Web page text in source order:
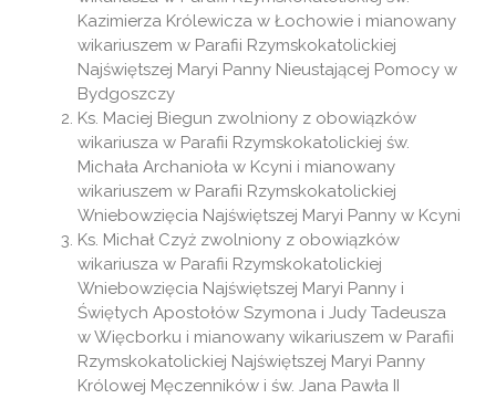
Kazimierza Królewicza w Łochowie i mianowany
wikariuszem w Parafii Rzymskokatolickiej
Najświętszej Maryi Panny Nieustającej Pomocy w
Bydgoszczy
Ks. Maciej Biegun zwolniony z obowiązków
wikariusza w Parafii Rzymskokatolickiej św.
Michała Archanioła w Kcyni i mianowany
wikariuszem w Parafii Rzymskokatolickiej
Wniebowzięcia Najświętszej Maryi Panny w Kcyni
Ks. Michał Czyż zwolniony z obowiązków
wikariusza w Parafii Rzymskokatolickiej
Wniebowzięcia Najświętszej Maryi Panny i
Świętych Apostołów Szymona i Judy Tadeusza
w Więcborku i mianowany wikariuszem w Parafii
Rzymskokatolickiej Najświętszej Maryi Panny
Królowej Męczenników i św. Jana Pawła II